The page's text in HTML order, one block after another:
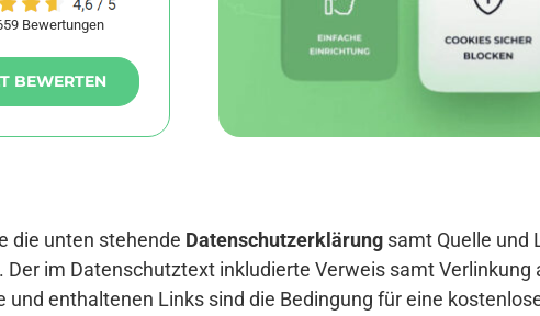
Bewertungen
BEWERTEN
die unten stehende Datenschutzerklärung samt Quelle und
Der im Datenschutztext inkludierte Verweis samt
und enthaltenen Links sind die Bedingung für eine